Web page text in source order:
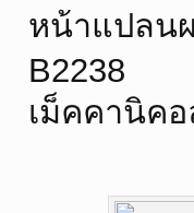
หน้าแปลน
B2238
เม็คคานิค